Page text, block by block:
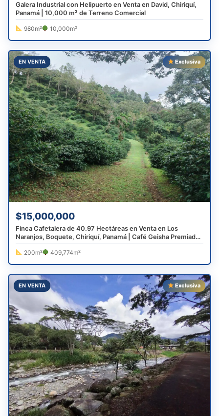
Galera Industrial con Helipuerto en Venta en David, Chiriquí,
Panamá | 10,000 m² de Terreno Comercial
980m² 10,000m²
EN VENTA Exclusiva
$15,000,000
Finca Cafetalera de 40.97 Hectáreas en Venta en Los
Naranjos, Boquete, Chiriquí, Panamá | Café Geisha Premiado
Mundialmente
200m² 409,774m²
EN VENTA Exclusiva